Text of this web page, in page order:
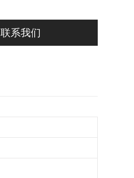
联系我们